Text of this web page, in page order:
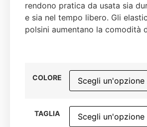
rendono pratica da usata sia
e sia nel tempo libero. Gli
polsini aumentano la comodità
COLORE
TAGLIA